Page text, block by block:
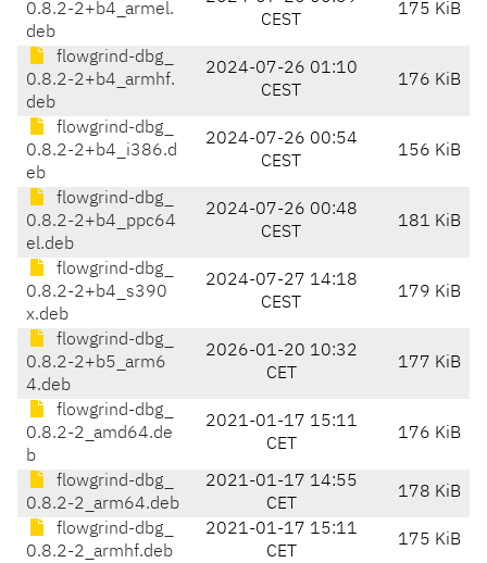
0.8.2-2+b4_armel.
deb
CEST
175 KiB
flowgrind-dbg_
0.8.2-2+b4_armhf.
deb
2024-07-26 01:10
CEST
176 KiB
flowgrind-dbg_
0.8.2-2+b4_i386.d
eb
2024-07-26 00:54
CEST
156 KiB
flowgrind-dbg_
0.8.2-2+b4_ppc64
el.deb
2024-07-26 00:48
CEST
181 KiB
flowgrind-dbg_
0.8.2-2+b4_s390
x.deb
2024-07-27 14:18
CEST
179 KiB
flowgrind-dbg_
0.8.2-2+b5_arm6
4.deb
2026-01-20 10:32
CET
177 KiB
flowgrind-dbg_
0.8.2-2_amd64.de
b
2021-01-17 15:11
CET
176 KiB
flowgrind-dbg_
0.8.2-2_arm64.deb
2021-01-17 14:55
CET
178 KiB
flowgrind-dbg_
0.8.2-2_armhf.deb
2021-01-17 15:11
CET
175 KiB